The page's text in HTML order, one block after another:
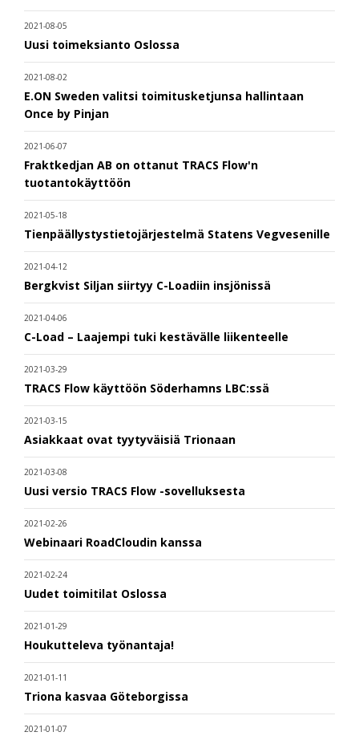
2021-08-05
Uusi toimeksianto Oslossa
2021-08-02
E.ON Sweden valitsi toimitusketjunsa hallintaan
Once by Pinjan
2021-06-07
Fraktkedjan AB on ottanut TRACS Flow'n
tuotantokäyttöön
2021-05-18
Tienpäällystystietojärjestelmä Statens Vegvesenille
2021-04-12
Bergkvist Siljan siirtyy C-Loadiin insjönissä
2021-04-06
C-Load – Laajempi tuki kestävälle liikenteelle
2021-03-29
TRACS Flow käyttöön Söderhamns LBC:ssä
2021-03-15
Asiakkaat ovat tyytyväisiä Trionaan
2021-03-08
Uusi versio TRACS Flow -sovelluksesta
2021-02-26
Webinaari RoadCloudin kanssa
2021-02-24
Uudet toimitilat Oslossa
2021-01-29
Houkutteleva työnantaja!
2021-01-11
Triona kasvaa Göteborgissa
2021-01-07